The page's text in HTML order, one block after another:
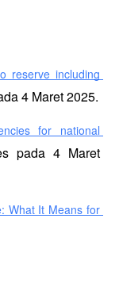
reserve including
4 Maret 2025.
for national
pada 4 Maret
What It Means for